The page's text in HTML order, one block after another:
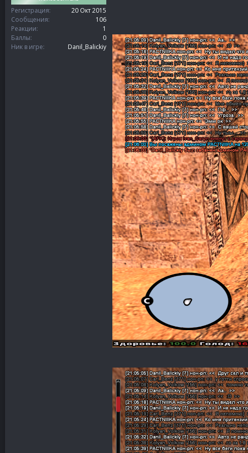
Регистрация
20 Окт 2015
Сообщения
106
Реакции
1
Баллы
0
Ник в игре
Danil_Balickiy